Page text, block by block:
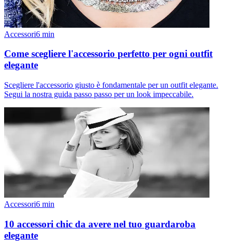
Accessori6 min
Come scegliere l'accessorio perfetto per ogni outfit
elegante
Scegliere l'accessorio giusto è fondamentale per un outfit elegante.
Segui la nostra guida passo passo per un look impeccabile.
Accessori6 min
10 accessori chic da avere nel tuo guardaroba
elegante